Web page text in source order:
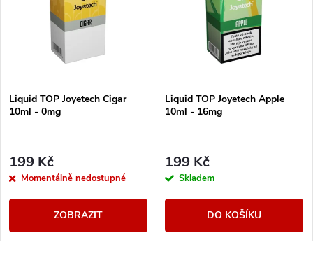
Liquid TOP Joyetech Cigar
10ml - 0mg
199 Kč
Momentálně nedostupné
ZOBRAZIT
Liquid TOP Joyetech Apple
10ml - 16mg
199 Kč
Skladem
DO KOŠÍKU